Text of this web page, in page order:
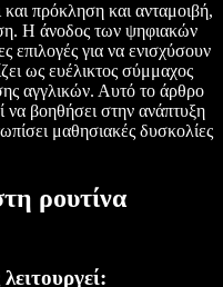
πρόκληση και ανταμοιβή,
Η άνοδος των ψηφιακών
επιλογές για να ενισχύσουν
ως ευέλικτος σύμμαχος
αγγλικών. Αυτό το άρθρο
βοηθήσει στην ανάπτυξη
μαθησιακές δυσκολίες
ρουτίνα